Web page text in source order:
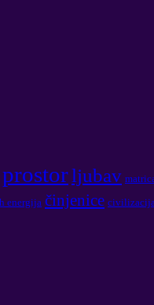
prostorljubav
energija činjenice